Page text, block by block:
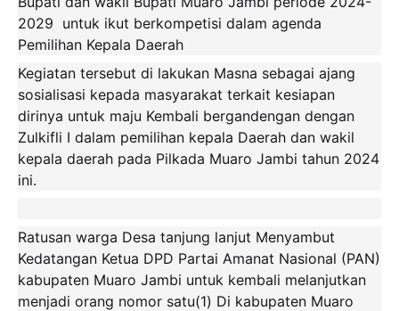
2029 untuk ikut berkompetisi dalam agenda
Pemilihan Kepala Daerah
Kegiatan tersebut di lakukan Masna sebagai ajang
sosialisasi kepada masyarakat terkait kesiapan
dirinya untuk maju Kembali bergandengan dengan
Zulkifli I dalam pemilihan kepala Daerah dan wakil
kepala daerah pada Pilkada Muaro Jambi tahun 2024
ini.
Ratusan warga Desa tanjung lanjut Menyambut
Kedatangan Ketua DPD Partai Amanat Nasional (PAN)
kabupaten Muaro Jambi untuk kembali melanjutkan
menjadi orang nomor satu(1) Di kabupaten Muaro